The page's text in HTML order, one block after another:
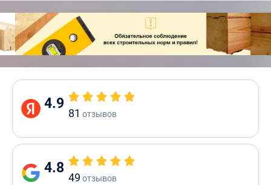
4.9
81 отзывов
4.8
49 отзывов